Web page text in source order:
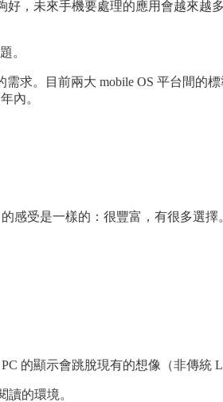
，未來手機要處理的應用會越來越
。
求。目前兩大 mobile OS 平台間的
內。
感受是一樣的：很豐富，有很多選擇
的顯示會跳脫現有的想像（非傳統
的環境。